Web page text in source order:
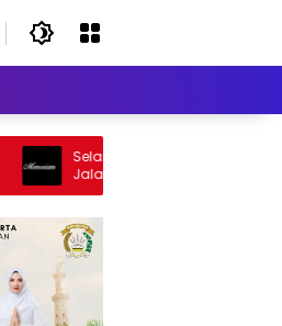
Selamat Jalan Sang Inspirator,
Jalan Abangku Yuslam Idris